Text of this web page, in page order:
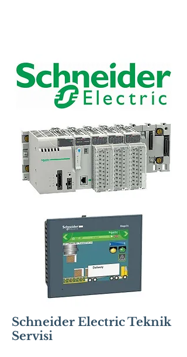
Schneider Electric Teknik
Servisi